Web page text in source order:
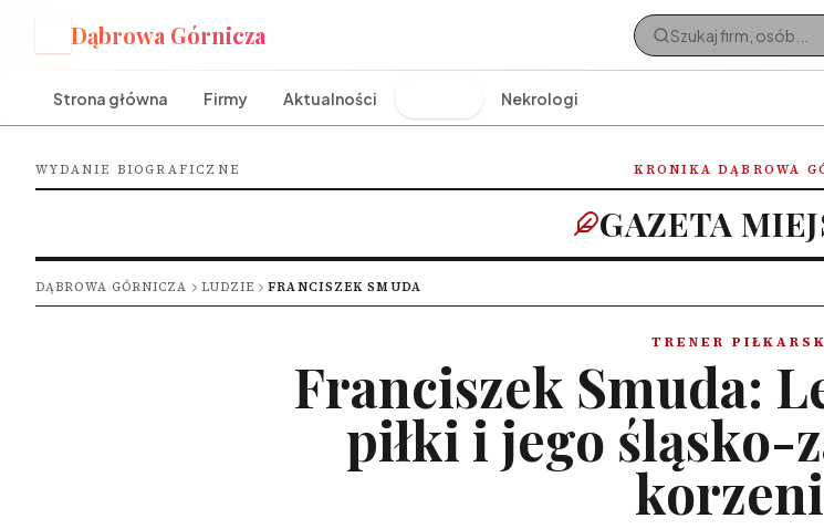
Dąbrowa Górnicza
Strona główna Firmy Aktualności Nekrologi
WYDANIE BIOGRAFICZNE KRONIKA DĄBROWA
GAZETA
DĄBROWA GÓRNICZA LUDZIE FRANCISZEK SMUDA
TRENER
Franciszek Smuda:
piłki i jego śląsko-